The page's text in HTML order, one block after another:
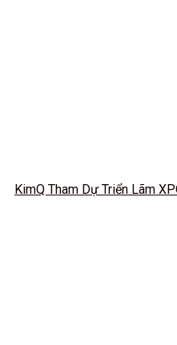
KimQ Tham Dự Triển Lãm